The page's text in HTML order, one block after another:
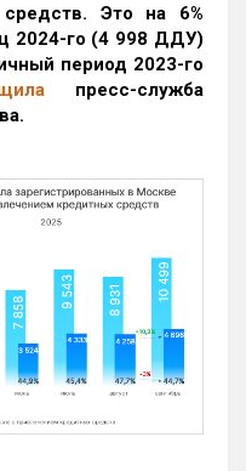
Это на 6%
2024-го (4 998 ДДУ)
период 2023-го
пресс-служба